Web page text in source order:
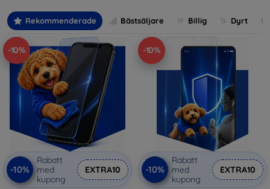
Rekommenderade Bästsäljare Billig Dyrt
-10%
-10%
Rabatt
med
kupong
EXTRA10
-10%
-10%
Rabatt
med
kupong
EXTRA10